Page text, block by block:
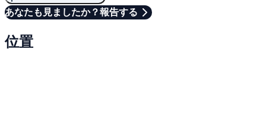
あなたも見ましたか？報告する
位置